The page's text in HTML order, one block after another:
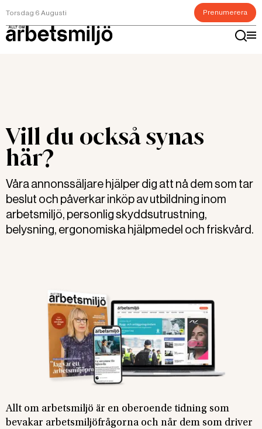
Torsdag 6 Augusti Prenumerera
Vill du också synas
här?
Våra annonssäljare hjälper dig att nå dem som tar
beslut och påverkar inköp av utbildning inom
arbetsmiljö, personlig skyddsutrustning,
belysning, ergonomiska hjälpmedel och friskvård.
Allt om arbetsmiljö är en oberoende tidning som
bevakar arbetsmiljöfrågorna och når dem som driver